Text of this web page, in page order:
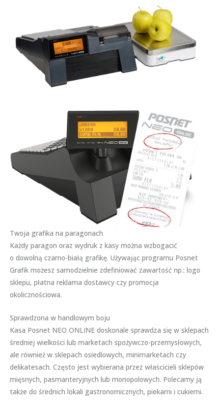
Twoja grafika na paragonach
Każdy paragon oraz wydruk z kasy można wzbogacić
o dowolną czarno-białą grafikę. Używając programu Posnet
Grafik możesz samodzielnie zdefiniować zawartość np.: logo
sklepu, płatna reklama dostawcy czy promocja
okolicznościowa.
Sprawdzona w handlowym boju
Kasa Posnet NEO ONLINE doskonale sprawdza się w sklepach
średniej wielkości lub marketach spożywczo-przemysłowych,
ale również w sklepach osiedlowych, minimarketach czy
delikatesach. Często jest wybierana przez właścicieli sklepów
mięsnych, pasmanteryjnych lub monopolowych. Polecamy ją
także do średnich lokali gastronomicznych, piekarni i cukierni.